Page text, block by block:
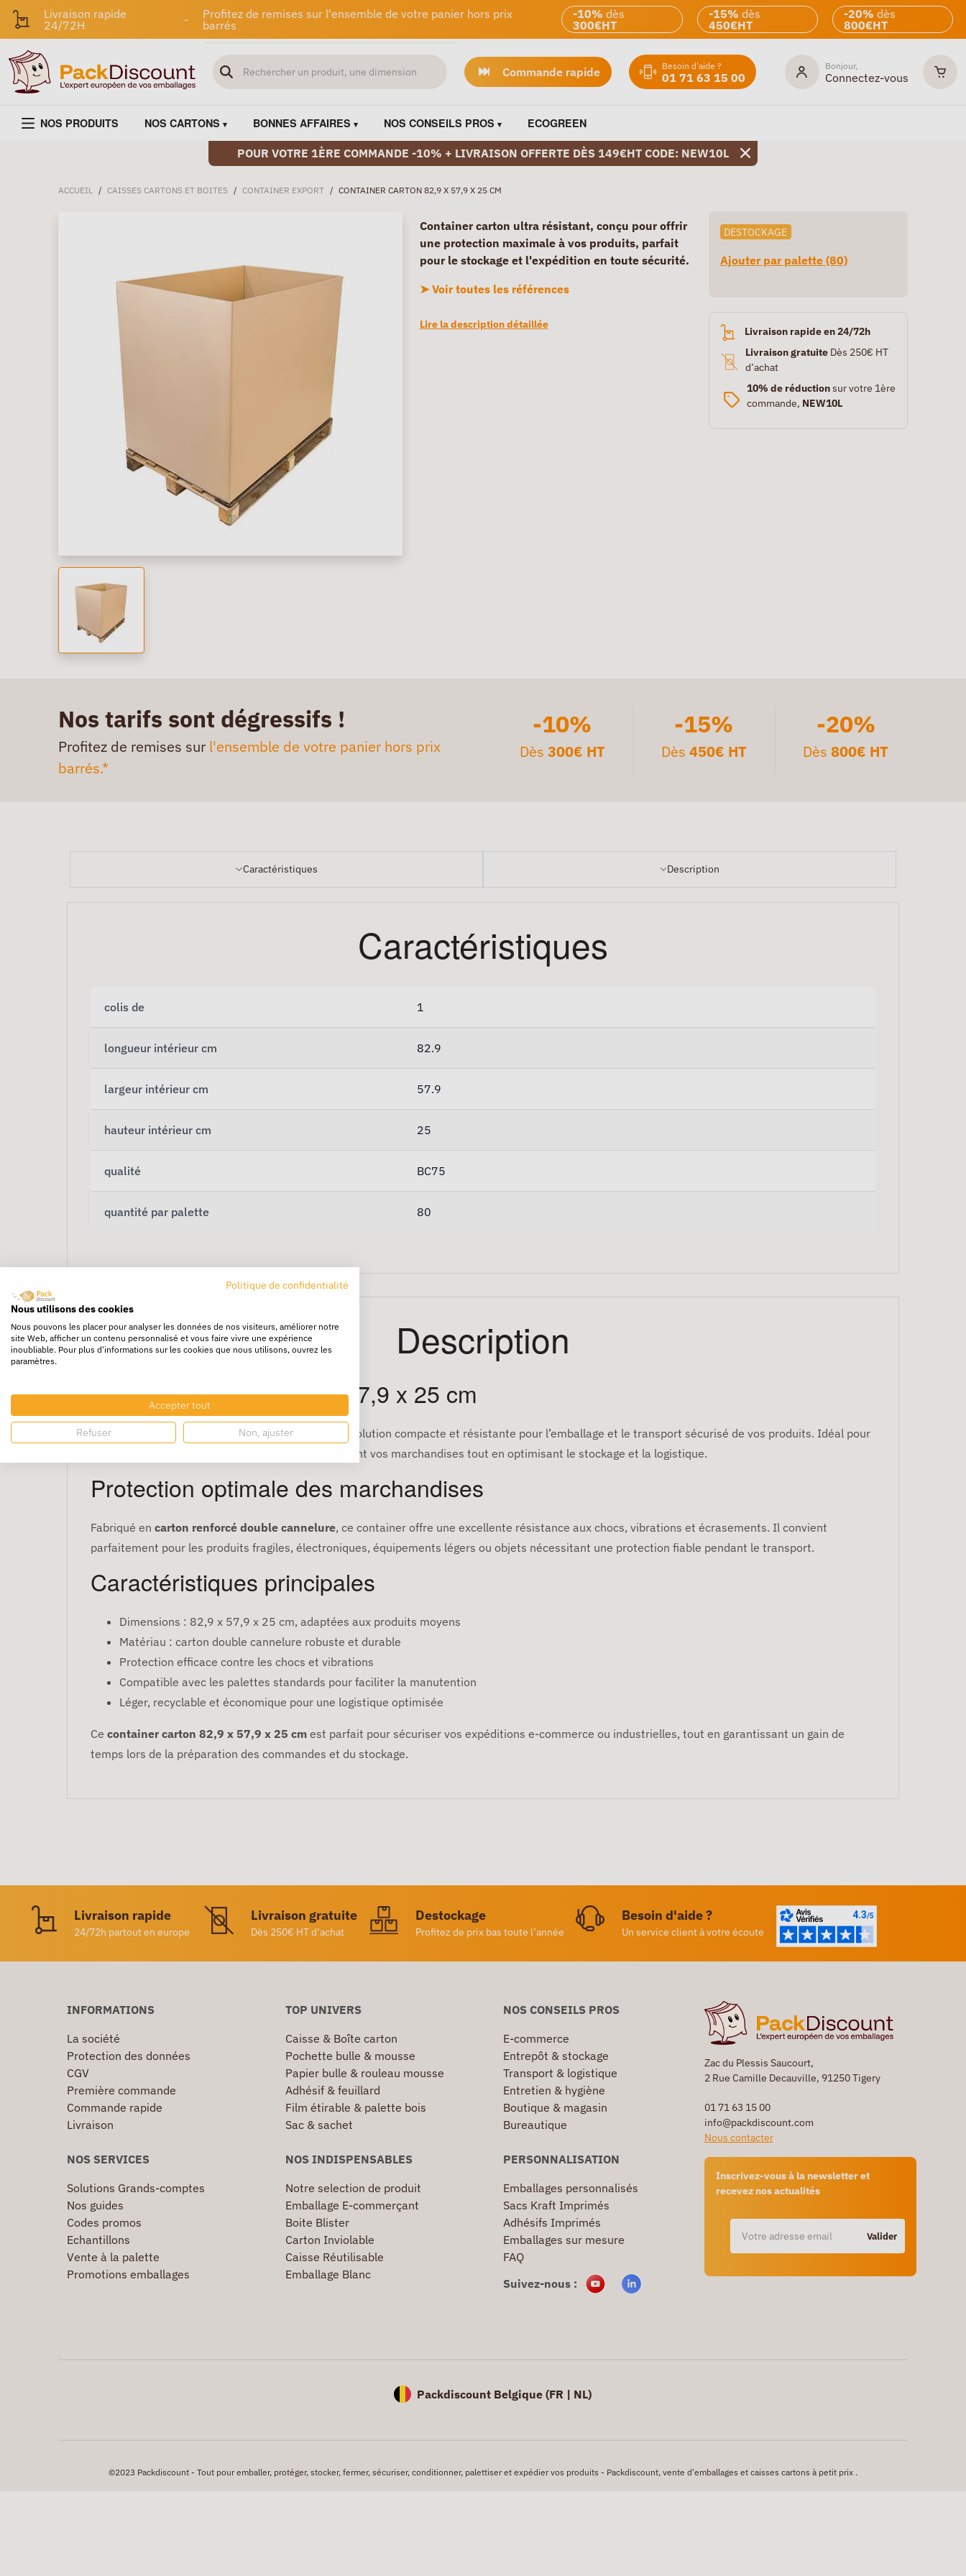
Livraison rapide
24/72H
-
Profitez de remises sur l'ensemble de votre panier hors prix
barrés
-10% dès
300€HT
-15% dès
450€HT
-20% dès
800€HT
Commande rapide Besoin d'aide ?
01 71 63 15 00
Bonjour,
Connectez-vous
NOS PRODUITS NOS CARTONS BONNES AFFAIRES NOS CONSEILS PROS ECOGREEN
POUR VOTRE 1ÈRE COMMANDE -10% + LIVRAISON OFFERTE DÈS 149€HT CODE: NEW10L
ACCUEIL / CAISSES CARTONS ET BOITES / CONTAINER EXPORT / CONTAINER CARTON 82,9 X 57,9 X 25 CM
Container carton ultra résistant, conçu pour offrir
une protection maximale à vos produits, parfait
pour le stockage et l'expédition en toute sécurité.
➤ Voir toutes les références
Lire la description détaillée
DESTOCKAGE
Ajouter par palette (80)
Livraison rapide en 24/72h
Livraison gratuiteDès 250€ HT
d’achat
10% de réductionsur votre 1ère
commande, NEW10L
Nos tarifs sont dégressifs !
Profitez de remises sur l'ensemble de votre panier hors prix
barrés.*
-10%
Dès 300€ HT
-15%
Dès 450€ HT
-20%
Dès800€ HT
Caractéristiques Description
Caractéristiques
colis de 1
longueur intérieur cm 82.9
largeur intérieur cm 57.9
hauteur intérieur cm 25
qualité BC75
quantité par palette 80
Description
Container Carton 82,9 x 57,9 x 25 cm
Lecontainer carton 82,9 x 57,9 x 25 cm
est une solution compacte et résistante pour l’emballage et le transport sécurisé de vos produits. Idéal pour
les articles moyens ou légers, il protège efficacement vos marchandises tout en optimisant le stockage et la logistique.
Protection optimale des marchandises
Fabriqué en carton renforcé double cannelure, ce container offre une excellente résistance aux chocs, vibrations et écrasements. Il convient
parfaitement pour les produits fragiles, électroniques, équipements légers ou objets nécessitant une protection fiable pendant le transport.
Caractéristiques principales
Dimensions : 82,9 x 57,9 x 25 cm, adaptées aux produits moyens
Matériau : carton double cannelure robuste et durable
Protection efficace contre les chocs et vibrations
Compatible avec les palettes standards pour faciliter la manutention
Léger, recyclable et économique pour une logistique optimisée
Ce container carton 82,9 x 57,9 x 25 cm est parfait pour sécuriser vos expéditions e-commerce ou industrielles, tout en garantissant un gain de
temps lors de la préparation des commandes et du stockage.
Livraison rapide
24/72h partout en europe
Livraison gratuite
Dès 250€ HT d’achat
Destockage
Profitez de prix bas toute l’année
Besoin d'aide ?
Un service client à votre écoute
Zac du Plessis Saucourt,
2 Rue Camille Decauville, 91250 Tigery
01 71 63 15 00
info@packdiscount.com
Nous contacter
Inscrivez-vous à la newsletter et
recevez nos actualités
Valider
INFORMATIONS
La société
Protection des données
CGV
Première commande
Commande rapide
Livraison
TOP UNIVERS
Caisse & Boîte carton
Pochette bulle & mousse
Papier bulle & rouleau mousse
Adhésif & feuillard
Film étirable & palette bois
Sac & sachet
NOS CONSEILS PROS
E-commerce
Entrepôt & stockage
Transport & logistique
Entretien & hygiène
Boutique & magasin
Bureautique
NOS SERVICES
Solutions Grands-comptes
Nos guides
Codes promos
Echantillons
Vente à la palette
Promotions emballages
NOS INDISPENSABLES
Notre selection de produit
Emballage E-commerçant
Boite Blister
Carton Inviolable
Caisse Réutilisable
Emballage Blanc
PERSONNALISATION
Emballages personnalisés
Sacs Kraft Imprimés
Adhésifs Imprimés
Emballages sur mesure
FAQ
Suivez-nous :
Packdiscount Belgique (FR | NL)
©2023 Packdiscount - Tout pour emballer, protéger, stocker, fermer, sécuriser, conditionner, palettiser et expédier vos produits - Packdiscount, vente d'emballages et caisses cartons à petit prix .
Politique de confidentialité
Nous utilisons des cookies
Nous pouvons les placer pour analyser les données de nos visiteurs, améliorer notre
site Web, afficher un contenu personnalisé et vous faire vivre une expérience
inoubliable. Pour plus d'informations sur les cookies que nous utilisons, ouvrez les
paramètres.
Accepter tout
Refuser Non, ajuster